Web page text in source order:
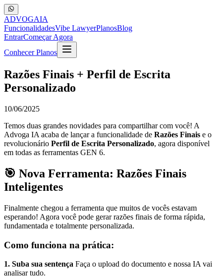
ADVOGAIA
FuncionalidadesVibe LawyerPlanosBlog
EntrarComeçar Agora
Conhecer Planos
Razões Finais + Perfil de Escrita
Personalizado
10/06/2025
Temos duas grandes novidades para compartilhar com você! A
Advoga IA acaba de lançar a funcionalidade de Razões Finais e o
revolucionário Perfil de Escrita Personalizado, agora disponível
em todas as ferramentas GEN 6.
🎯 Nova Ferramenta: Razões Finais
Inteligentes
Finalmente chegou a ferramenta que muitos de vocês estavam
esperando! Agora você pode gerar razões finais de forma rápida,
fundamentada e totalmente personalizada.
Como funciona na prática:
1. Suba sua sentença Faça o upload do documento e nossa IA vai
analisar tudo.